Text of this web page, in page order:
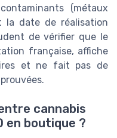
(métaux
la date de réalisation
de vérifier que le
française, affiche
et ne fait pas de
cannabis
en boutique ?